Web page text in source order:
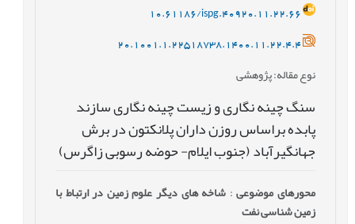
10.61186/ispg.40920.11.22.66
20.1001.1.22518738.1400.11.22.4.4
نوع مقاله: پژوهشی
سنگ چینه نگاری و زیست چینه نگاری سازند
پابده براساس روزن داران پلانکتون در برش
جهانگیرآباد (جنوب ایلام- حوضه رسوبی زاگرس)
محورهای موضوعی: شاخه های دیگر علوم زمین در ارتباط با
زمین شناسی نفت